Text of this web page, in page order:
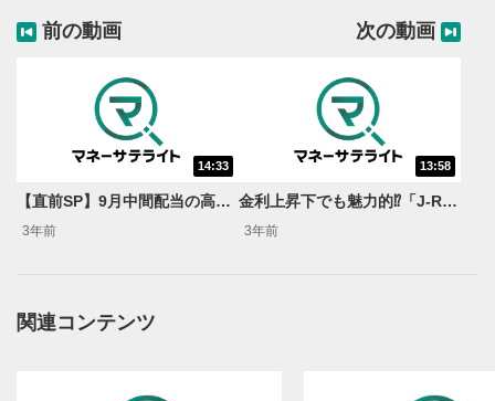
動画再生エリアにマウスを乗せると表示されます。
動画を再生または一時停止します。
前の動画
14:33
【直前SP】9月中間配当の高利回り株＜市場で話題の旬ネタ！＞
3年前
次の動画
13:58
金利上昇下でも魅力的⁉「J-REITランキング」＜市場で話題の旬ネタ＞
3年前
関連コンテンツ